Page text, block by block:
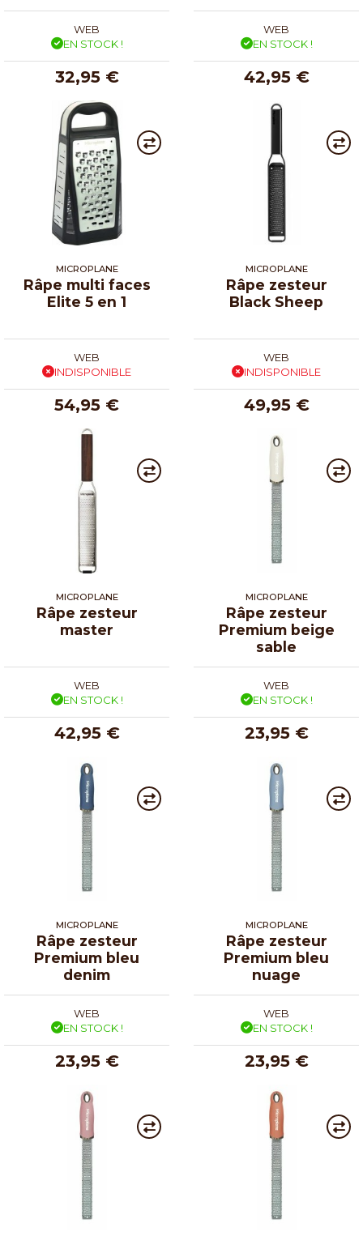
WEB
EN STOCK !
32,95 €
WEB
EN STOCK !
42,95 €
MICROPLANE
Râpe multi faces
Elite 5 en 1
WEB
INDISPONIBLE
54,95 €
MICROPLANE
Râpe zesteur
Black Sheep
WEB
INDISPONIBLE
49,95 €
MICROPLANE
Râpe zesteur
master
WEB
EN STOCK !
42,95 €
MICROPLANE
Râpe zesteur
Premium beige
sable
WEB
EN STOCK !
23,95 €
MICROPLANE
Râpe zesteur
Premium bleu
denim
WEB
EN STOCK !
23,95 €
MICROPLANE
Râpe zesteur
Premium bleu
nuage
WEB
EN STOCK !
23,95 €